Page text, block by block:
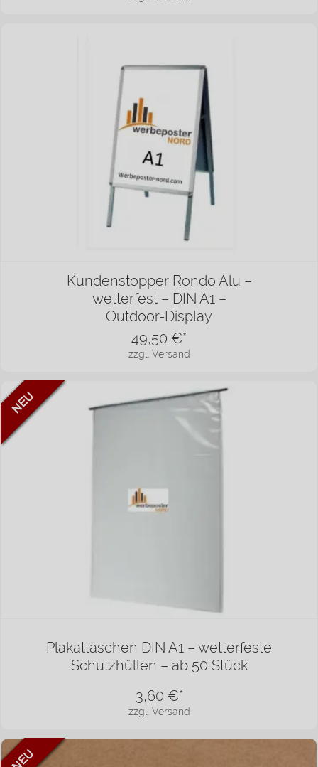
Kundenstopper Rondo Alu –
wetterfest – DIN A1 –
Outdoor-Display
zzgl. Versand
49,50 €*
Plakattaschen DIN A1 – wetterfeste
Schutzhüllen – ab 50 Stück
zzgl. Versand
3,60 €*